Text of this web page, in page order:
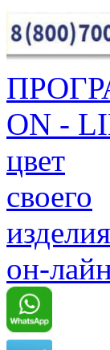
ON -
цвет
своего
изделия
он-